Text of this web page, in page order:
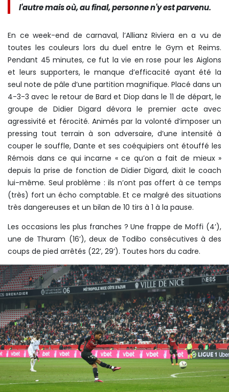
l'autre mais où, au final, personne n'y est parvenu.
En ce week-end de carnaval, l’Allianz Riviera en a vu de
toutes les couleurs lors du duel entre le Gym et Reims.
Pendant 45 minutes, ce fut la vie en rose pour les Aiglons
et leurs supporters, le manque d’efficacité ayant été la
seul note de pâle d’une partition magnifique. Placé dans un
4-3-3 avec le retour de Bard et Diop dans le 11 de départ, le
groupe de Didier Digard dévora le premier acte avec
agressivité et férocité. Animés par la volonté d’imposer un
pressing tout terrain à son adversaire, d’une intensité à
couper le souffle, Dante et ses coéquipiers ont étouffé les
Rémois dans ce qui incarne « ce qu’on a fait de mieux »
depuis la prise de fonction de Didier Digard, dixit le coach
lui-même. Seul problème : ils n’ont pas offert à ce temps
(très) fort un écho comptable. Et ce malgré des situations
très dangereuses et un bilan de 10 tirs à 1 à la pause.
Les occasions les plus franches ? Une frappe de Moffi (4’),
une de Thuram (16’), deux de Todibo consécutives à des
coups de pied arrêtés (22’, 29’). Toutes hors du cadre.